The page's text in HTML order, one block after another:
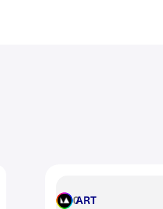
ART ART